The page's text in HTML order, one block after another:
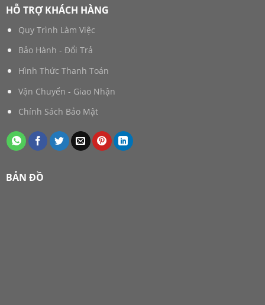
HỖ TRỢ KHÁCH HÀNG
Quy Trình Làm Việc
Bảo Hành - Đổi Trả
Hình Thức Thanh Toán
Vận Chuyển - Giao Nhận
Chính Sách Bảo Mật
BẢN ĐỒ